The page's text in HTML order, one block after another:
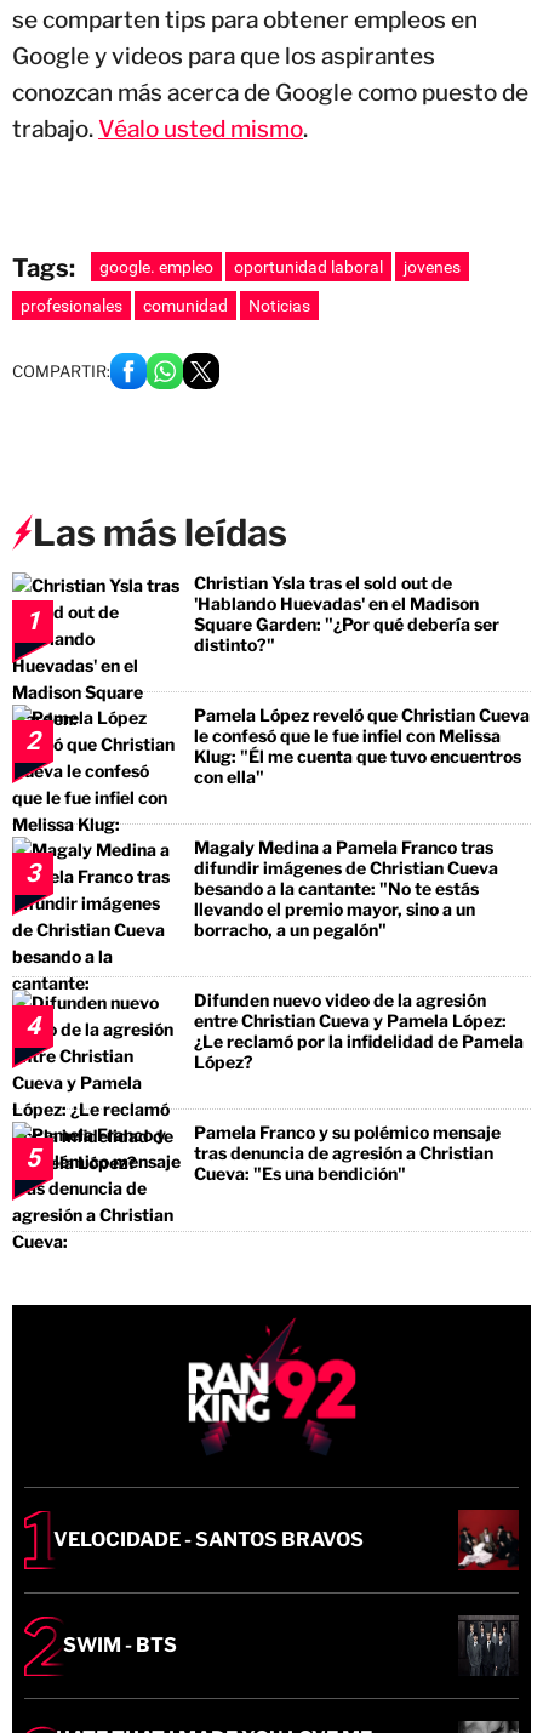
se comparten tips para obtener empleos en
Google y videos para que los aspirantes
conozcan más acerca de Google como puesto de
trabajo.Véalo usted mismo.
Tags: google. empleo oportunidad laboral
jovenes
profesionales
comunidad Noticias
COMPARTIR:
Las más leídas
1
Christian Ysla tras el sold out de
'Hablando Huevadas' en el Madison
Square Garden: "¿Por qué debería ser
distinto?"
2
Pamela López reveló que Christian Cueva
le confesó que le fue infiel con Melissa
Klug: "Él me cuenta que tuvo encuentros
con ella"
3
Magaly Medina a Pamela Franco tras
difundir imágenes de Christian Cueva
besando a la cantante: "No te estás
llevando el premio mayor, sino a un
borracho, a un pegalón"
4
Difunden nuevo video de la agresión
entre Christian Cueva y Pamela López:
¿Le reclamó por la infidelidad de Pamela
López?
5
Pamela Franco y su polémico mensaje
tras denuncia de agresión a Christian
Cueva: "Es una bendición"
VELOCIDADE - SANTOS BRAVOS
SWIM - BTS